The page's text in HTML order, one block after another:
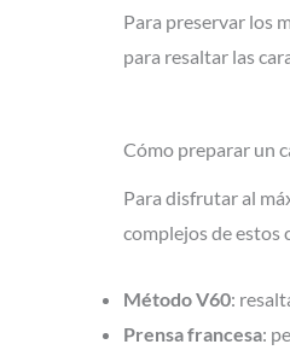
Para preservar los
para resaltar las
Cómo preparar un
Para disfrutar al
complejos de estos
Método V60:
Prensa francesa: